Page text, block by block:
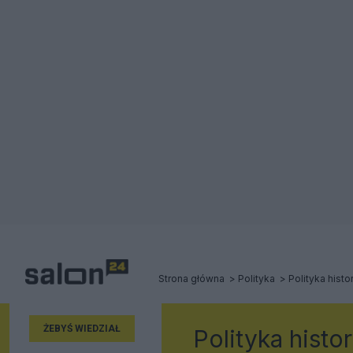
Strona główna Polityka Polityka
ŻEBYŚ WIEDZIAŁ Polityka